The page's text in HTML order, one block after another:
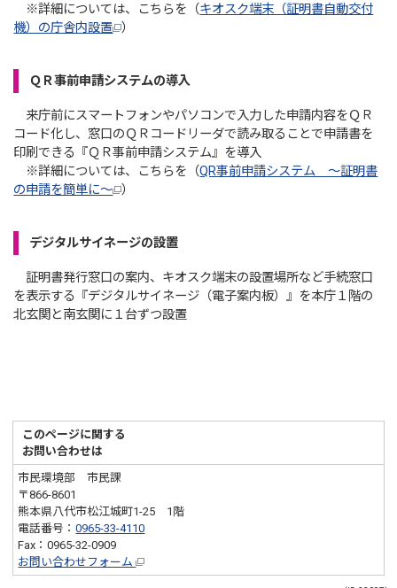
※詳細については、こちらを（キオスク端末（証明書自動交付
機）の庁舎内設置
）
ＱＲ事前申請システムの導入
来庁前にスマートフォンやパソコンで入力した申請内容をＱＲ
コード化し、窓口のＱＲコードリーダで読み取ることで申請書を
印刷できる『ＱＲ事前申請システム』を導入
※詳細については、こちらを（QR事前申請システム ～証明書
の申請を簡単に～
）
デジタルサイネージの設置
証明書発行窓口の案内、キオスク端末の設置場所など手続窓口
を表示する『デジタルサイネージ（電子案内板）』を本庁１階の
北玄関と南玄関に１台ずつ設置
このページに関する
お問い合わせは
市民環境部 市民課
〒866-8601
熊本県八代市松江城町1-25 1階
電話番号：0965-33-4110
Fax：0965-32-0909
お問い合わせフォーム